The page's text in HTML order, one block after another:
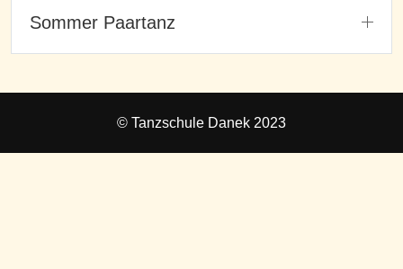
Sommer Paartanz
© Tanzschule Danek 2023